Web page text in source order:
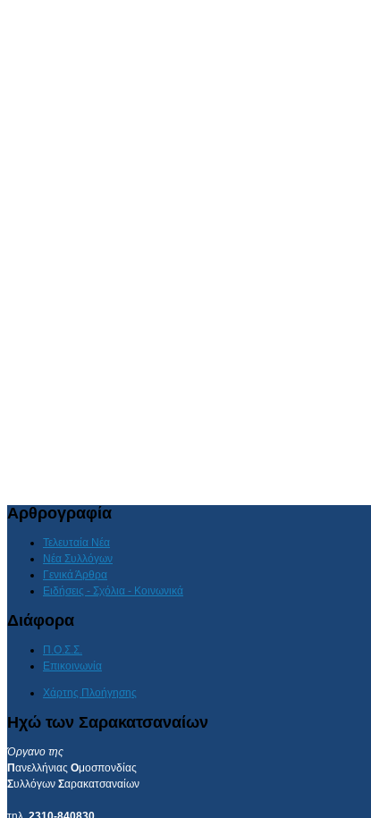
Αρθρογραφία
Τελευταία Νέα
Νέα Συλλόγων
Γενικά Άρθρα
Ειδήσεις - Σχόλια - Κοινωνικά
Διάφορα
Π.Ο.Σ.Σ.
Επικοινωνία
Χάρτης Πλοήγησης
Ηχώ των Σαρακατσαναίων
Όργανο της
Πανελλήνιας Ομοσπονδίας
Συλλόγων Σαρακατσαναίων